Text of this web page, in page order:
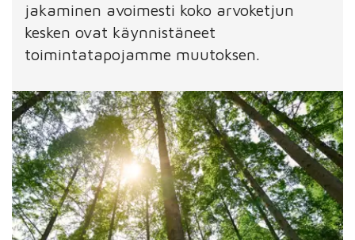
jakaminen avoimesti koko arvoketjun
kesken ovat käynnistäneet
toimintatapojamme muutoksen.